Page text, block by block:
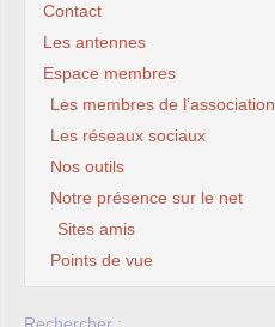
Contact
Les antennes
Espace membres
Les membres de l’association
Les réseaux sociaux
Nos outils
Notre présence sur le net
Sites amis
Points de vue